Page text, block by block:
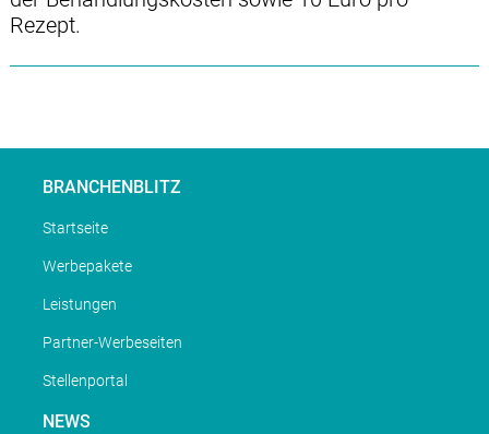
Rezept.
BRANCHENBLITZ
Startseite
Werbepakete
Leistungen
Partner-Werbeseiten
Stellenportal
NEWS